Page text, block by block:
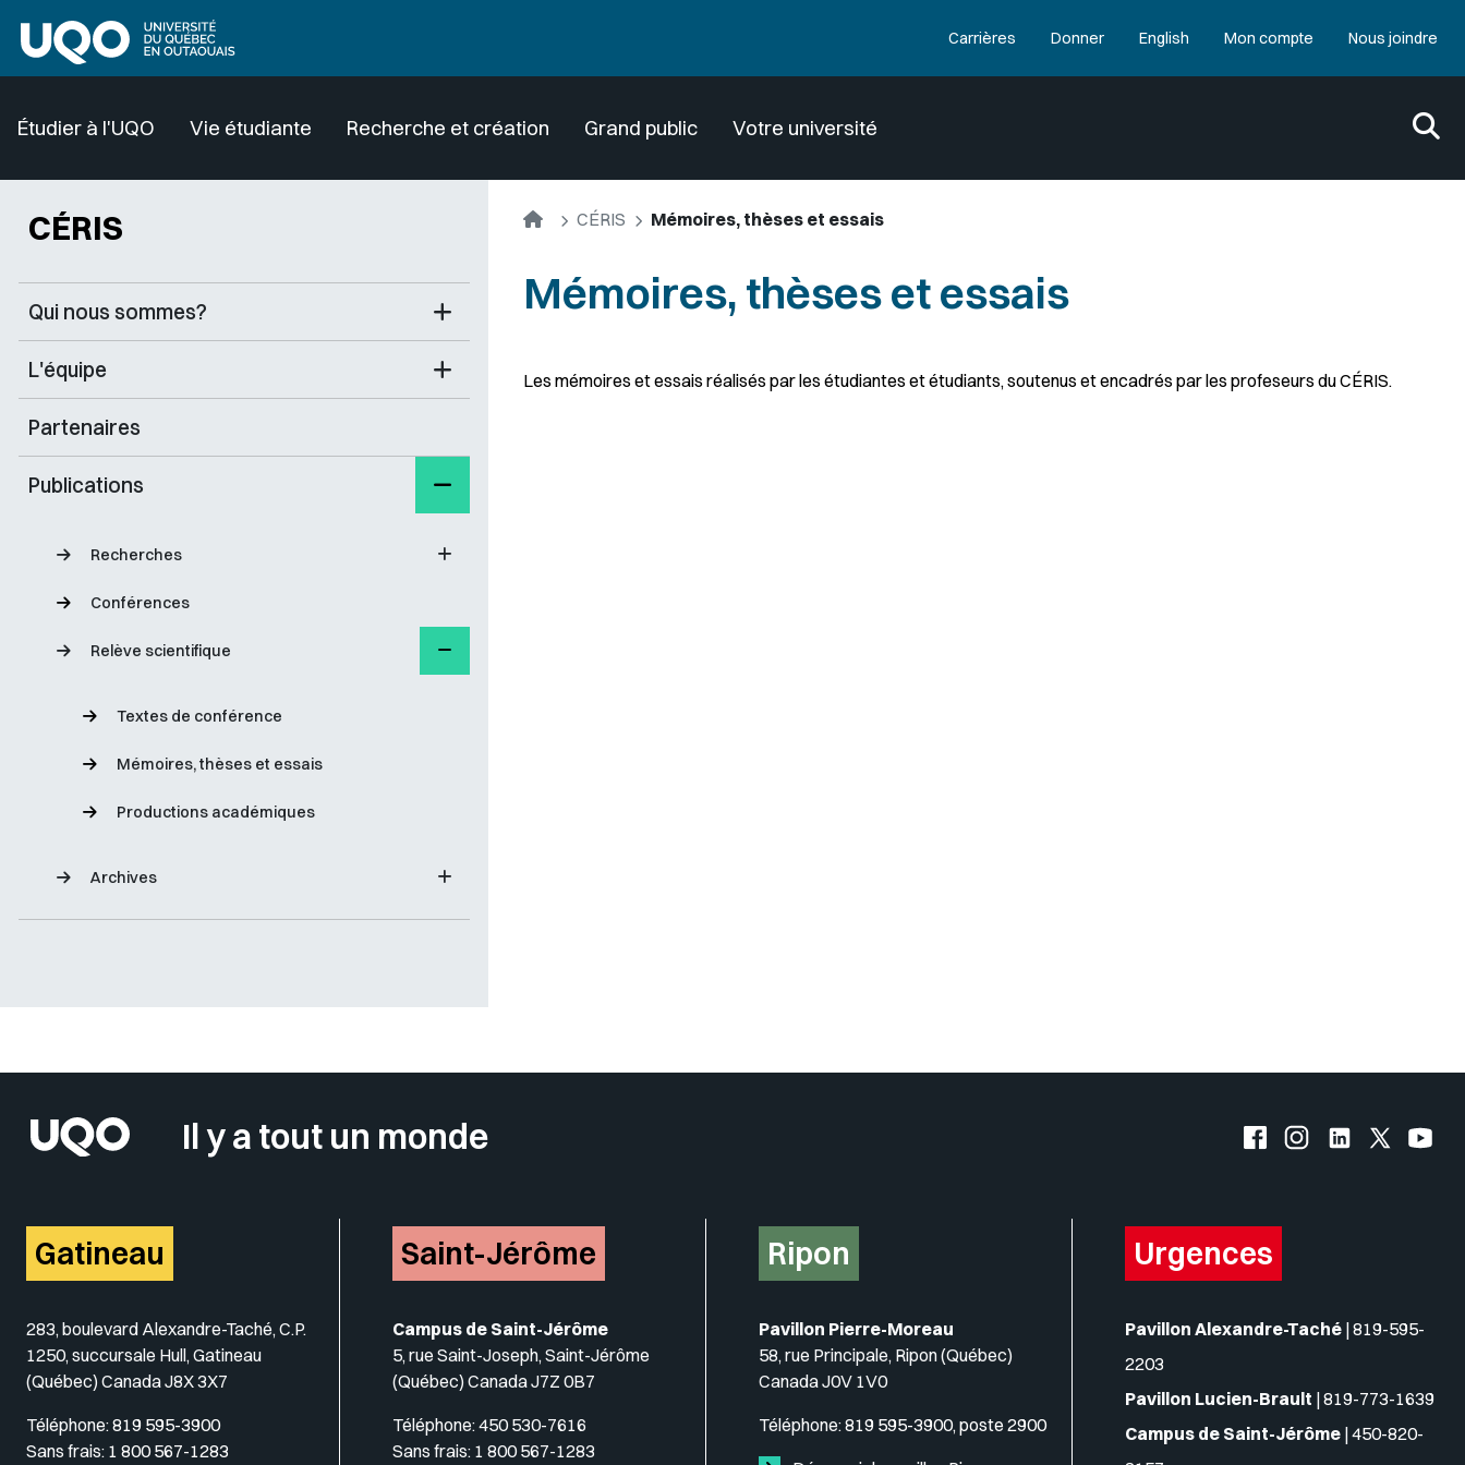
Carrières Donner English Mon compte Nous joindre
Étudier à l'UQO Vie étudiante Recherche et création Grand public Votre université
CÉRIS
Qui nous sommes?
L'équipe
Partenaires
Publications
Recherches
Conférences
Relève scientifique
Textes de conférence
Mémoires, thèses et essais
Productions académiques
Archives
AccueilCÉRIS Mémoires, thèses et essais
Mémoires, thèses et essais
Les mémoires et essais réalisés par les étudiantes et étudiants, soutenus et encadrés par les profeseurs du CÉRIS.
Insérer un pied de page avec des logos
Il y a tout un monde Facebook de l'UQO
Instagram de l'UQO
LinkedIn de
X
Gatineau
283, boulevard Alexandre-Taché, C.P.
1250, succursale Hull, Gatineau
(Québec) Canada J8X 3X7
Téléphone:819 595-3900
Sans frais: 1 800 567-1283
Saint-Jérôme
Campus de Saint-Jérôme
5, rue Saint-Joseph, Saint-Jérôme
(Québec) Canada J7Z 0B7
Téléphone:450 530-7616
Sans frais: 1 800 567-1283
Ripon
Pavillon Pierre-Moreau
58, rue Principale, Ripon (Québec)
Canada J0V 1V0
Téléphone:819 595-3900, poste 2900
Urgences
Pavillon Alexandre-Taché |819-595-
2203
Pavillon Lucien-Brault |819-773-1639
Campus de Saint-Jérôme |450-820-